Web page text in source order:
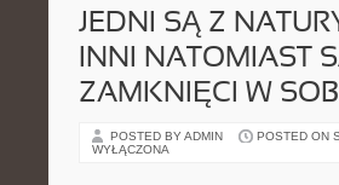
JEDNI SĄ Z
INNI NATOMIAST
ZAMKNIĘCI W
POSTED BY ADMIN POSTED ON
WYŁĄCZONA